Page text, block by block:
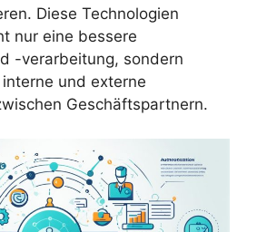
Diese Technologien
nur eine bessere
-verarbeitung, sondern
und externe
Geschäftspartnern.